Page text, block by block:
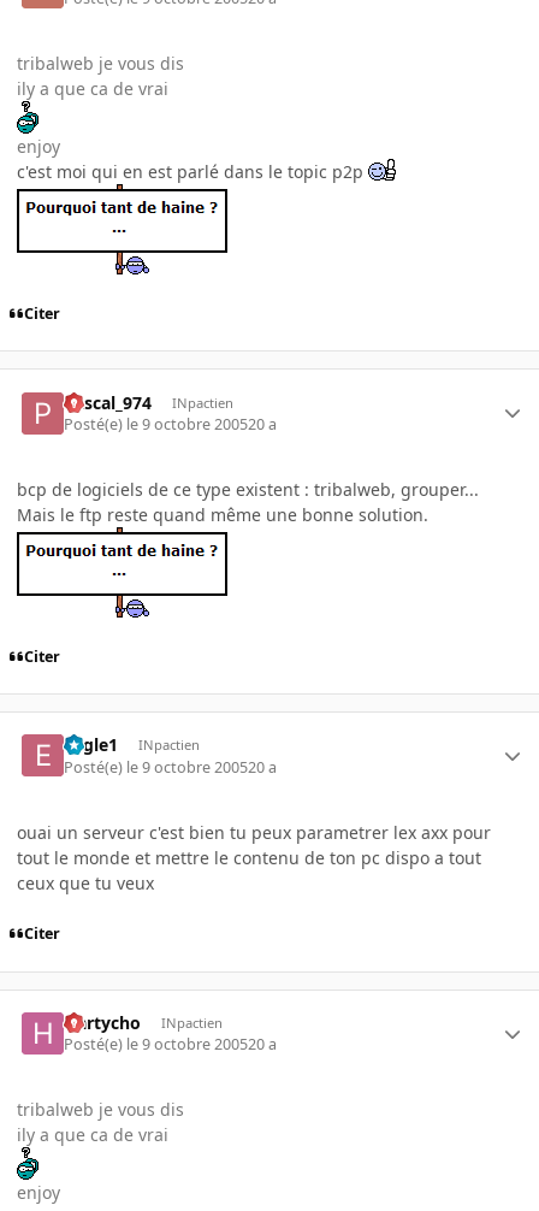
tribalweb je vous dis
ily a que ca de vrai
enjoy
c'est moi qui en est parlé dans le topic p2p
Citer
Pascal_974 INpactien
Posté(e) le 9 octobre 200520 a
bcp de logiciels de ce type existent : tribalweb, grouper...
Mais le ftp reste quand même une bonne solution.
Citer
Eagle1 INpactien
Posté(e) le 9 octobre 200520 a
ouai un serveur c'est bien tu peux parametrer lex axx pour
tout le monde et mettre le contenu de ton pc dispo a tout
ceux que tu veux
Citer
Hartycho INpactien
Posté(e) le 9 octobre 200520 a
tribalweb je vous dis
ily a que ca de vrai
enjoy